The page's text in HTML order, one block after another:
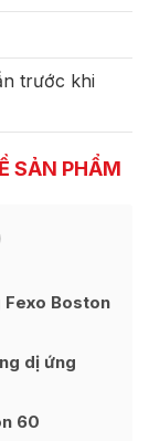
trước khi
SẢN PHẨM
[
Fexo Boston
dị ứng
60